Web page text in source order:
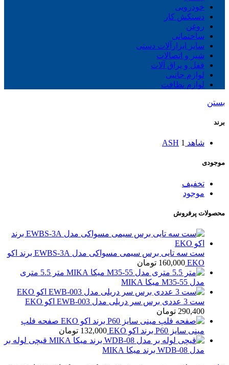
خودرویی
دستکش کار
روغن
ساختمانی
سایز ابزارآلات دستی
شیر و اتصالات
قفل و یراق آلات
لوازم جانبی
لوازم نظافت
بستن
برند
شاهد ASH 1
موجودی
تخفیف
موجود
محصولات پرفروش
ست سه تایی برس سیمی مسواکی مدل EWBS-3A برند اکو
EKO
160,000 تومان
متر 5.5 متری
مدل M35-55 میکا MIKA
ست 3 عددی برس سر دریلی مدل EWB-003 اکو EKO
290,400 تومان
صفحه فلپ
مینی سایز P60 برند اکو EKO
132,000 تومان
قیچی لوله بر
مدل WDB-08 برند میکا MIKA